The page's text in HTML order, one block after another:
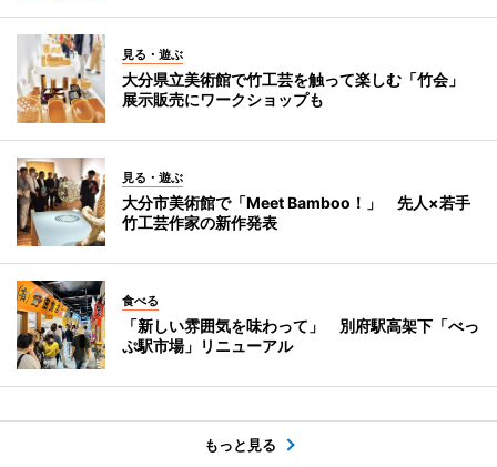
見る・遊ぶ
大分県立美術館で竹工芸を触って楽しむ「竹会」
展示販売にワークショップも
見る・遊ぶ
大分市美術館で「Meet Bamboo！」 先人×若手
竹工芸作家の新作発表
食べる
「新しい雰囲気を味わって」 別府駅高架下「べっ
ぷ駅市場」リニューアル
もっと見る